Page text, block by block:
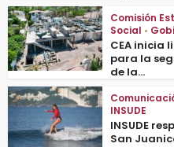
Comisión
Social •
CEA inicia
para la
de la...
INSUDE
INSUDE
San